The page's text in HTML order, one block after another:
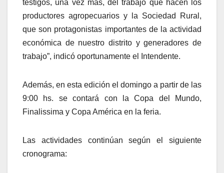
testigos, una vez más, del trabajo que hacen los
productores agropecuarios y la Sociedad Rural,
que son protagonistas importantes de la actividad
económica de nuestro distrito y generadores de
trabajo”, indicó oportunamente el Intendente.
Además, en esta edición el domingo a partir de las
9:00 hs. se contará con la Copa del Mundo,
Finalissima y Copa América en la feria.
Las actividades continúan según el siguiente
cronograma: